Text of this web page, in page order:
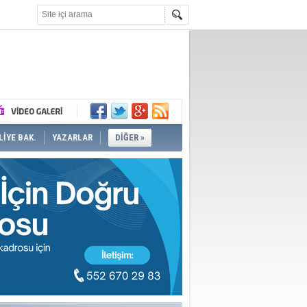
BAK. YAZARLAR DİĞER »